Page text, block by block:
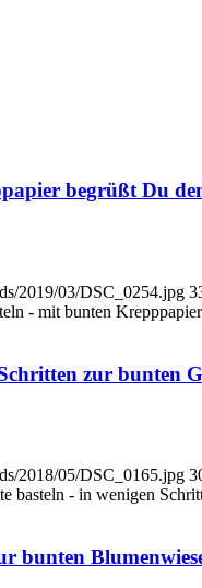
begrüßt Du
2019/03/DSC_0254.jpg
- mit bunten
zur bunten
2018/05/DSC_0165.jpg
basteln - in wenigen
bunten